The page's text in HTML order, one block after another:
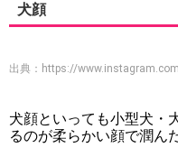
犬顔
出典： https://www.instagram.com
犬顔といっても小型犬・
るのが柔らかい顔で潤ん